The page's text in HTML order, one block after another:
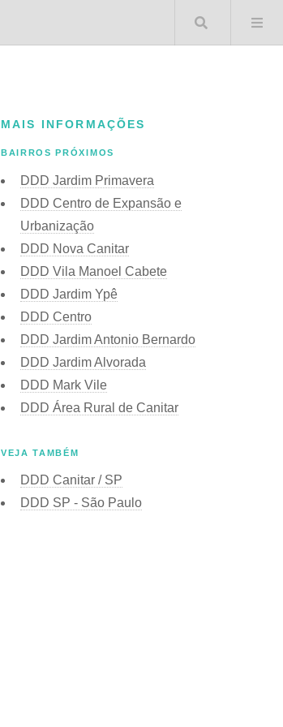
Buscar
MAIS INFORMAÇÕES
BAIRROS PRÓXIMOS
DDD Jardim Primavera
DDD Centro de Expansão e
Urbanização
DDD Nova Canitar
DDD Vila Manoel Cabete
DDD Jardim Ypê
DDD Centro
DDD Jardim Antonio Bernardo
DDD Jardim Alvorada
DDD Mark Vile
DDD Área Rural de Canitar
VEJA TAMBÉM
DDD Canitar / SP
DDD SP - São Paulo